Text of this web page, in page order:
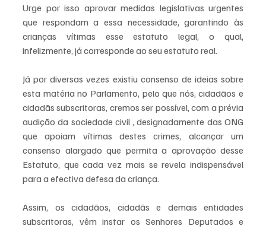
Urge por isso aprovar medidas legislativas urgentes
que respondam a essa necessidade, garantindo às
crianças vítimas esse estatuto legal, o qual,
infelizmente, já corresponde ao seu estatuto real.
Já por diversas vezes existiu consenso de ideias sobre
esta matéria no Parlamento, pelo que nós, cidadãos e
cidadãs subscritoras, cremos ser possível, com a prévia
audição da sociedade civil , designadamente das ONG
que apoiam vítimas destes crimes, alcançar um
consenso alargado que permita a aprovação desse
Estatuto, que cada vez mais se revela indispensável
para a efectiva defesa da criança.
Assim, os cidadãos, cidadãs e demais entidades
subscritoras, vêm instar os Senhores Deputados e